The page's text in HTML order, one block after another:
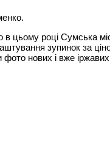
цьому році Сумська
зупинок за
нових і вже іржавих